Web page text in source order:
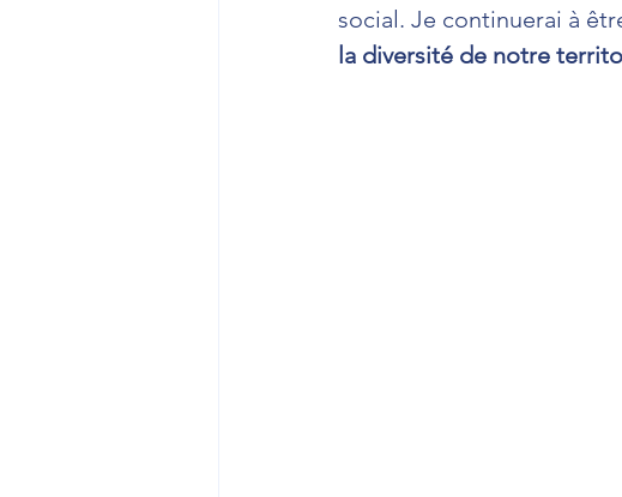
social. Je continuerai à
la diversité de notre